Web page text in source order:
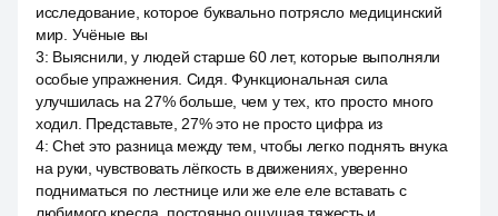
исследование, которое буквально потрясло медицинский
мир. Учёные вы
3: Выяснили, у людей старше 60 лет, которые выполняли
особые упражнения. Сидя. Функциональная сила
улучшилась на 27% больше, чем у тех, кто просто много
ходил. Представьте, 27% это не просто цифра из
4:Chet это разница между тем, чтобы легко поднять внука
на руки, чувствовать лёгкость в движениях, уверенно
подниматься по лестнице или же еле еле вставать с